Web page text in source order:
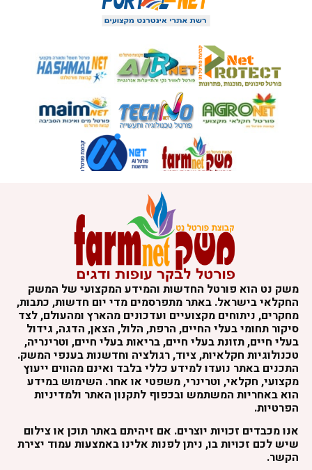
משק נט הוא פורטל החדשות והמידע המקצועי של המשק
החקלאי בישראל. באתר מתפרסמים מדי יום חדשות, כתבות,
מחקרים, ניתוחים מקצועיים ועדכונים מהארץ ומהעולם, לצד
סיקור תחומי בעלי החיים, הרפת, הלול, הצאן, הדגה, גידול
בעלי חיים, תזונת בעלי חיים, בריאות בעלי חיים, וטרינריה,
טכנולוגיות חקלאיות, ציוד, רגולציה וחדשנות בענפי המשק.
התכנים באתר נועדו למידע כללי בלבד ואינם מהווים ייעוץ
מקצועי, חקלאי, וטרינרי, משפטי או אחר. השימוש במידע
הוא באחריות המשתמש ובכפוף לתקנון האתר ולמדיניות
הפרטיות.
אנו מכבדים זכויות יוצרים. אם זיהיתם באתר תוכן או צילום
שיש לכם זכויות בו, ניתן לפנות אלינו באמצעות עמוד יצירת
הקשר.